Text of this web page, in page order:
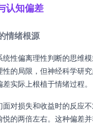
认知偏差
情绪根源
统性偏离理性判断的思维
性的局限，但神经科学研
实际上根植于情绪过程。
面对损失和收益时的反应
悦的两倍左右。这种偏差